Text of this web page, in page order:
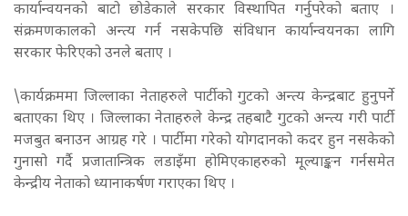
कार्यान्वयनको बाटो छोडेकाले सरकार विस्थापित गर्नुपरेको बताए ।
संक्रमणकालको अन्त्य गर्न नसकेपछि संविधान कार्यान्वयनका लागि
सरकार फेरिएको उनले बताए ।
\कार्यक्रममा जिल्लाका नेताहरुले पार्टीको गुटको अन्त्य केन्द्रबाट हुनुपर्ने
बताएका थिए । जिल्लाका नेताहरुले केन्द्र तहबाटै गुटको अन्त्य गरी पार्टी
मजबुत बनाउन आग्रह गरे । पार्टीमा गरेको योगदानको कदर हुन नसकेको
गुनासो गर्दै प्रजातान्त्रिक लडाइँमा होमिएकाहरुको मूल्याङ्कन गर्नसमेत
केन्द्रीय नेताको ध्यानाकर्षण गराएका थिए ।